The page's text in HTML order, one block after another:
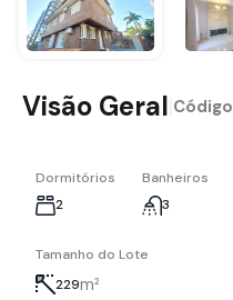
Visão Geral Código
Dormitórios
2
Banheiros
3
Tamanho do Lote
229m²